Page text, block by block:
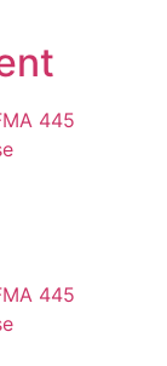
445
445